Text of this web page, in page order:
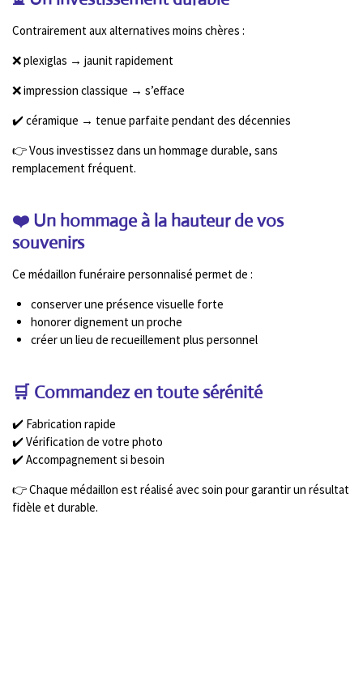
Contrairement aux alternatives moins chères :
❌ plexiglas → jaunit rapidement
❌ impression classique → s’efface
✔️ céramique → tenue parfaite pendant des décennies
👉 Vous investissez dans un hommage durable, sans
remplacement fréquent.
❤️ Un hommage à la hauteur de vos
souvenirs
Ce médaillon funéraire personnalisé permet de :
conserver une présence visuelle forte
honorer dignement un proche
créer un lieu de recueillement plus personnel
🛒 Commandez en toute sérénité
✔️ Fabrication rapide
✔️ Vérification de votre photo
✔️ Accompagnement si besoin
👉 Chaque médaillon est réalisé avec soin pour garantir un résultat
fidèle et durable.